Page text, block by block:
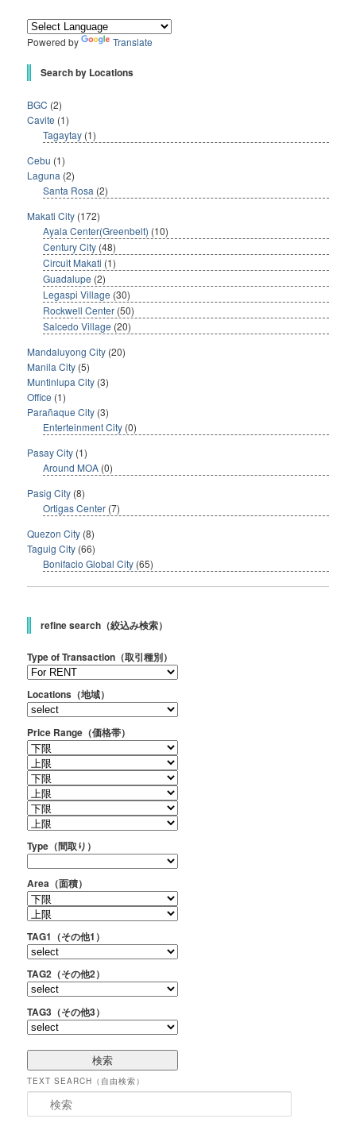
Powered by Translate
Search by Locations
BGC (2)
Cavite (1)
Tagaytay (1)
Cebu (1)
Laguna (2)
Santa Rosa (2)
Makati City (172)
Ayala Center(Greenbelt) (10)
Century City (48)
Circuit Makati (1)
Guadalupe (2)
Legaspi Village (30)
Rockwell Center (50)
Salcedo Village (20)
Mandaluyong City (20)
Manila City (5)
Muntinlupa City (3)
Office (1)
Parañaque City (3)
Enterteinment City (0)
Pasay City (1)
Around MOA (0)
Pasig City (8)
Ortigas Center (7)
Quezon City (8)
Taguig City (66)
Bonifacio Global City (65)
refine search（絞込み検索）
Type of Transaction（取引種別）
Locations（地域）
Price Range（価格帯）
Type（間取り）
Area（面積）
TAG1（その他1）
TAG2（その他2）
TAG3（その他3）
TEXT SEARCH（自由検索）